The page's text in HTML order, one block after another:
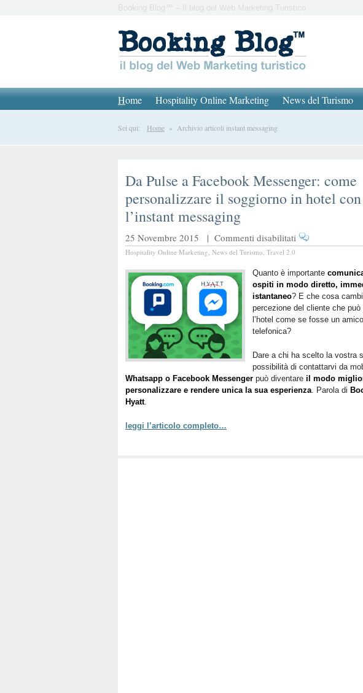
Booking Blog™ – Il blog del Web Marketing Turistico
Home Hospitality Online Marketing News del Turismo
Sei qui: Home » Archivio articoli instant messaging
Da Pulse a Facebook Messenger: come
personalizzare il soggiorno in hotel con
l’instant messaging
25 Novembre 2015 | Commenti disabilitati su
Da
a
Facebook
Messenger:
come
personalizzare
in
hotel
con
l’instant
Hospitality Online Marketing, News del Turismo, Travel 2.0
Quanto è importante
ospiti in modo diretto,
istantaneo? E che cosa
percezione del cliente che
l’hotel come se fosse un
telefonica?
Dare a chi ha scelto la vostra
possibilità di contattarvi da
Whatsapp o Facebook Messenger può diventare il modo
personalizzare e rendere unica la sua esperienza. Parola di
Hyatt.
leggi l’articolo completo…